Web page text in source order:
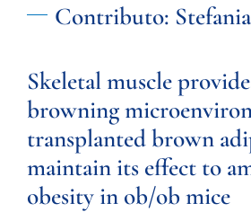
Contributo:
Skeletal muscle
browning
transplanted brown
maintain its effect to
obesity in ob/ob mice